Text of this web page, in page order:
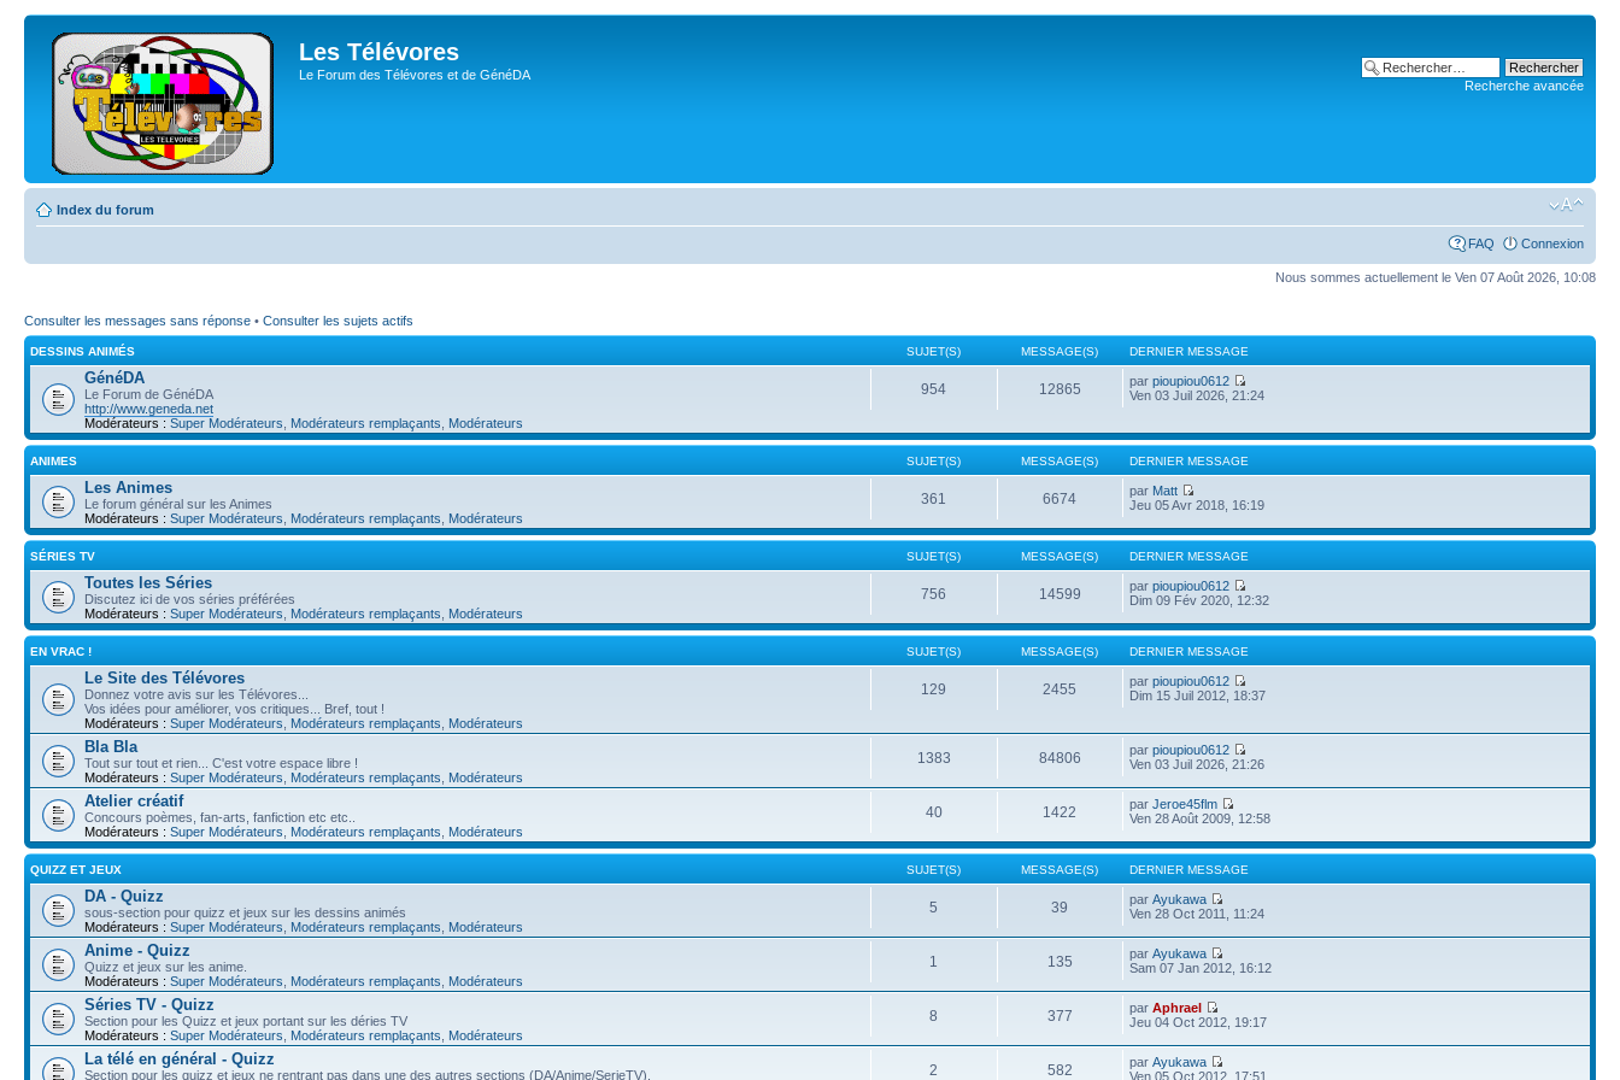
Les Télévores
Le Forum des Télévores et de GénéDA
Recherche avancée
Index du forum
FAQ Connexion
Nous sommes actuellement le Ven 07 Août 2026, 10:08
Consulter les messages sans réponse • Consulter les sujets actifs
DESSINS ANIMÉS SUJET(S) MESSAGE(S) DERNIER MESSAGE
GénéDA
Le Forum de GénéDA
http://www.geneda.net
Modérateurs : Super Modérateurs Modérateurs remplaçants Modérateurs
954 12865 parpioupiou0612
Ven 03 Juil 2026, 21:24
ANIMES SUJET(S) MESSAGE(S) DERNIER MESSAGE
Les Animes
Le forum général sur les Animes
Modérateurs : Super Modérateurs Modérateurs remplaçants Modérateurs
361 6674 par Matt
Jeu 05 Avr 2018, 16:19
SÉRIES TV SUJET(S) MESSAGE(S) DERNIER MESSAGE
Toutes les Séries
Discutez ici de vos séries préférées
Modérateurs : Super Modérateurs Modérateurs remplaçants Modérateurs
756 14599 parpioupiou0612
Dim 09 Fév 2020, 12:32
EN VRAC ! SUJET(S) MESSAGE(S) DERNIER MESSAGE
Le Site des Télévores
Donnez votre avis sur les Télévores...
Vos idées pour améliorer, vos critiques... Bref, tout !
Modérateurs : Super Modérateurs Modérateurs remplaçants Modérateurs
129 2455 parpioupiou0612
Dim 15 Juil 2012, 18:37
Bla Bla
Tout sur tout et rien... C'est votre espace libre !
Modérateurs : Super Modérateurs Modérateurs remplaçants Modérateurs
1383 84806 parpioupiou0612
Ven 03 Juil 2026, 21:26
Atelier créatif
Concours poèmes, fan-arts, fanfiction etc etc..
Modérateurs : Super Modérateurs Modérateurs remplaçants Modérateurs
40 1422 parJeroe45flm
Ven 28 Août 2009, 12:58
QUIZZ ET JEUX SUJET(S) MESSAGE(S) DERNIER MESSAGE
DA - Quizz
sous-section pour quizz et jeux sur les dessins animés
Modérateurs : Super Modérateurs Modérateurs remplaçants Modérateurs
5 39 parAyukawa
Ven 28 Oct 2011, 11:24
Anime - Quizz
Quizz et jeux sur les anime.
Modérateurs : Super Modérateurs Modérateurs remplaçants Modérateurs
1 135 parAyukawa
Sam 07 Jan 2012, 16:12
Séries TV - Quizz
Section pour les Quizz et jeux portant sur les déries TV
Modérateurs : Super Modérateurs Modérateurs remplaçants Modérateurs
8 377 parAphrael
Jeu 04 Oct 2012, 19:17
La télé en général - Quizz
Section pour les quizz et jeux ne rentrant pas dans une des autres sections (DA/Anime/SerieTV). 2 582 parAyukawa
Ven 05 Oct 2012, 17:51